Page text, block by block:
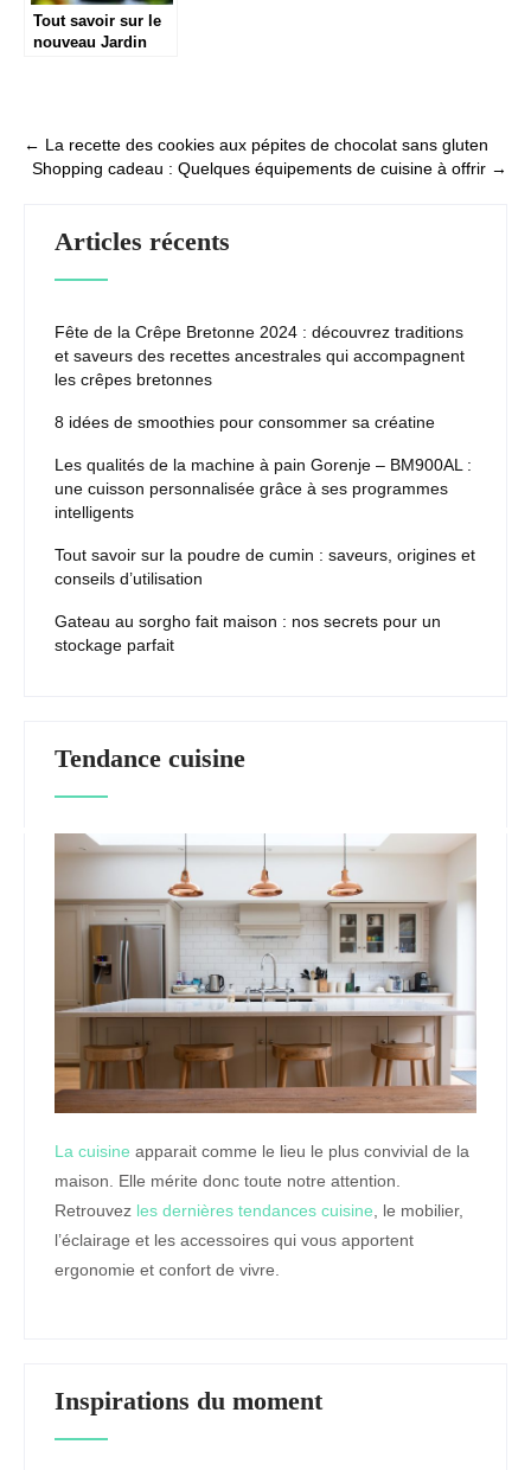
Tout savoir sur le
nouveau Jardin
touristique
régional
Post
navigation
← La recette des cookies aux pépites de chocolat sans gluten
Shopping cadeau : Quelques équipements de cuisine à offrir →
Articles récents
Fête de la Crêpe Bretonne 2024 : découvrez traditions
et saveurs des recettes ancestrales qui accompagnent
les crêpes bretonnes
8 idées de smoothies pour consommer sa créatine
Les qualités de la machine à pain Gorenje – BM900AL :
une cuisson personnalisée grâce à ses programmes
intelligents
Tout savoir sur la poudre de cumin : saveurs, origines et
conseils d’utilisation
Gateau au sorgho fait maison : nos secrets pour un
stockage parfait
Tendance cuisine
La cuisine apparait comme le lieu le plus convivial de la
maison. Elle mérite donc toute notre attention.
Retrouvez les dernières tendances cuisine, le mobilier,
l’éclairage et les accessoires qui vous apportent
ergonomie et confort de vivre.
Inspirations du moment